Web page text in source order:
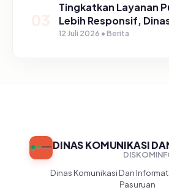
Tingkatkan Layanan
Lebih Responsif,
Gelar Sosialisasi SP4N
12 Juli 2026 • Berita
DINAS KOMUNIKASI
Dinas Komunikasi Dan
Pasuruan